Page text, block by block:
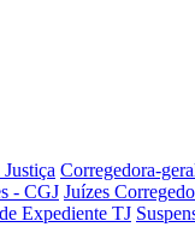
Corregedora-
- CGJ Juízes
Expediente TJ